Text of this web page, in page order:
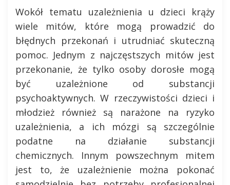
Wokół tematu uzależnienia u dzieci krąży
wiele mitów, które mogą prowadzić do
błędnych przekonań i utrudniać skuteczną
pomoc. Jednym z najczęstszych mitów jest
przekonanie, że tylko osoby dorosłe mogą
być uzależnione od substancji
psychoaktywnych. W rzeczywistości dzieci i
młodzież również są narażone na ryzyko
uzależnienia, a ich mózgi są szczególnie
podatne na działanie substancji
chemicznych. Innym powszechnym mitem
jest to, że uzależnienie można pokonać